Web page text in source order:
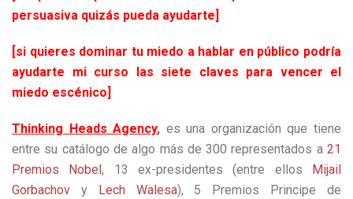
persuasiva quizás pueda ayudarte]
[si quieres dominar tu miedo a hablar en público podría
ayudarte mi curso las siete claves para vencer el
miedo escénico]
Thinking Heads Agency, es una organización que tiene
entre su catálogo de algo más de 300 representados a 21
Premios Nobel, 13 ex-presidentes (entre ellos Mijail
Gorbachov
y Lech Walesa), 5 Premios Principe de